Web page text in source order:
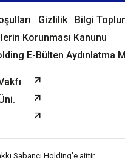
Gizlilik
Bilgi
Korunması Kanunu
E-Bülten Aydınlatma
Sabancı Holding'e aittir.